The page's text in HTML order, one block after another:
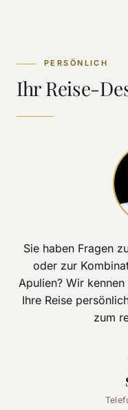
PERSÖNLICH
Ihr Reise-
Sie haben Fragen
oder zur
Apulien? Wir
Ihre Reise
zum